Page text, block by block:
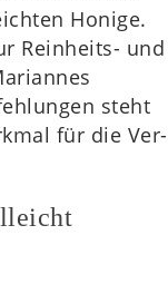
Honige.
Rein­heits- und
steht
für die Ver­